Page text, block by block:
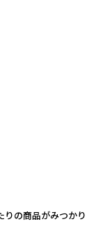
りの商品がみつかり